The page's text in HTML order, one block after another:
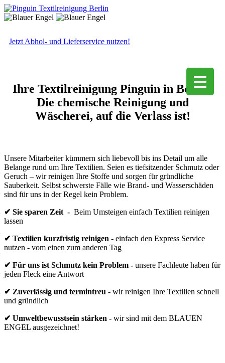
Jetzt Abhol- und Lieferservice nutzen!
Ihre Textilreinigung Pinguin in Berlin:
Die chemische Reinigung und
Wäscherei, auf die Verlass ist!
Unsere Mitarbeiter kümmern sich liebevoll bis ins Detail um alle
Belange rund um Ihre Textilien. Seien es tiefsitzender Schmutz oder
Geruch – wir reinigen Ihre Stoffe und sorgen für gründliche
Sauberkeit. Selbst schwerste Fälle wie Brand- und Wasserschäden
sind für uns in der Regel kein Problem.
✔ Sie sparen Zeit - Beim Umsteigen einfach Textilien reinigen
lassen
✔ Textilien kurzfristig reinigen - einfach den Express Service
nutzen - vom einen zum anderen Tag
✔ Für uns ist Schmutz kein Problem - unsere Fachleute haben für
jeden Fleck eine Antwort
✔ Zuverlässig und termintreu - wir reinigen Ihre Textilien schnell
und gründlich
✔ Umweltbewusstsein stärken - wir sind mit dem BLAUEN
ENGEL ausgezeichnet!